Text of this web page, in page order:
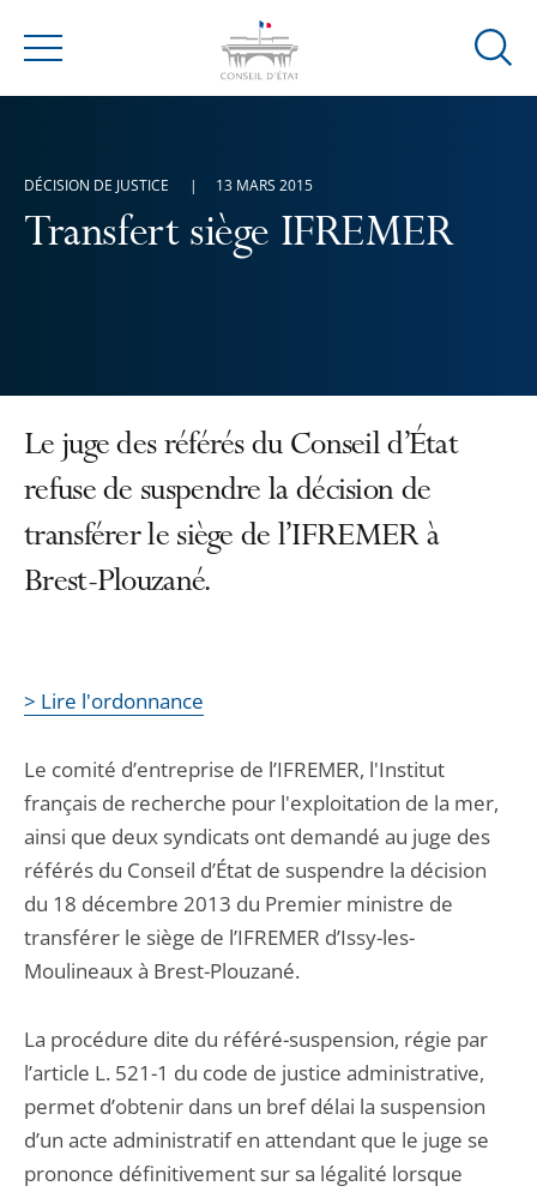
Menu
Ouvrir
Transfert siège IFREMER
DÉCISION DE JUSTICE 13 MARS 2015
Le juge des référés du Conseil d’État
refuse de suspendre la décision de
transférer le siège de l’IFREMER à
Brest-Plouzané.
> Lire l'ordonnance
Le comité d’entreprise de l’IFREMER, l'Institut
français de recherche pour l'exploitation de la mer,
ainsi que deux syndicats ont demandé au juge des
référés du Conseil d’État de suspendre la décision
du 18 décembre 2013 du Premier ministre de
transférer le siège de l’IFREMER d’Issy-les-
Moulineaux à Brest-Plouzané.
La procédure dite du référé-suspension, régie par
l’article L. 521-1 du code de justice administrative,
permet d’obtenir dans un bref délai la suspension
d’un acte administratif en attendant que le juge se
prononce définitivement sur sa légalité lorsque